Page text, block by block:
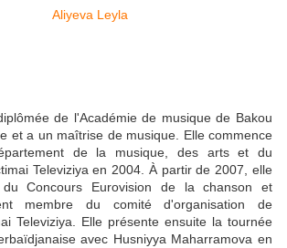
de l'Académie de musique de Bakou
et a un maîtrise de musique. Elle commence
de la musique, des arts et du
Televiziya en 2004. À partir de 2007, elle
du Concours Eurovision de la chanson et
membre du comité d'organisation de
Televiziya. Elle présente ensuite la tournée
avec Husniyya Maharramova en